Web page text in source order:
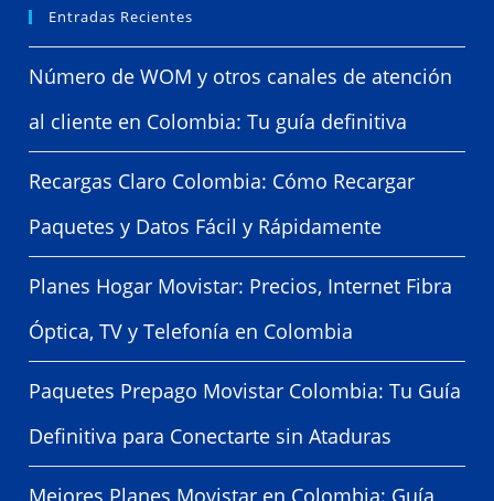
Entradas Recientes
Número de WOM y otros canales de atención
al cliente en Colombia: Tu guía definitiva
Recargas Claro Colombia: Cómo Recargar
Paquetes y Datos Fácil y Rápidamente
Planes Hogar Movistar: Precios, Internet Fibra
Óptica, TV y Telefonía en Colombia
Paquetes Prepago Movistar Colombia: Tu Guía
Definitiva para Conectarte sin Ataduras